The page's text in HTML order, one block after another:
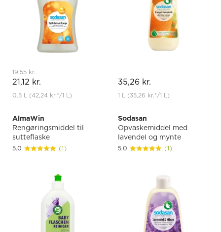
19,55 kr.
21,12 kr.
0.5 L (42,24 kr.*/1 L)
35,26 kr.
1 L (35,26 kr.*/1 L)
AlmaWin
Rengøringsmiddel til
sutteflaske
5.0 (1)
Sodasan
Opvaskemiddel med
lavendel og mynte
5.0 (1)